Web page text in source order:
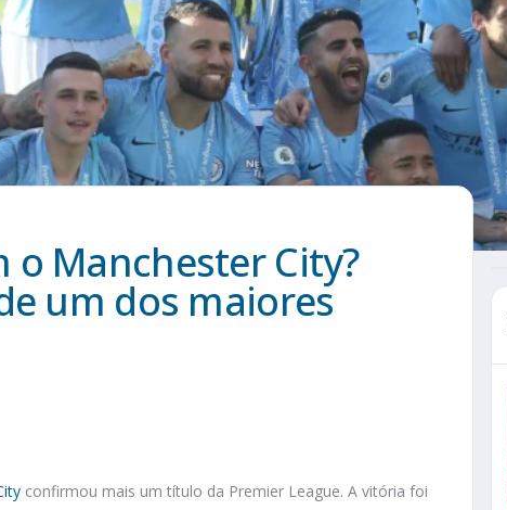
Manchester City?
um dos maiores
confirmou mais um título da Premier League. A vitória foi